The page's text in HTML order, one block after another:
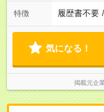
特徴 履歴書不要 /
気になる！
掲載元企